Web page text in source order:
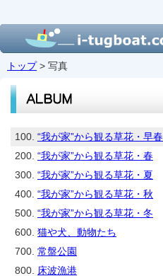
トップ> 写真
100. “我が家”から観る草花・早春
200. “我が家”から観る草花・春
300. “我が家”から観る草花・夏
400. “我が家”から観る草花・秋
500. “我が家”から観る草花・冬
600. 猫や犬、動物たち
700. 常盤公園
800.
床波漁港